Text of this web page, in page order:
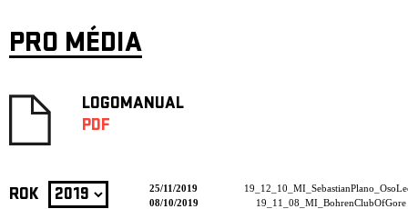
PRO MÉDIA
LOGOMANUAL
PDF
ROK 25/11/2019
08/10/2019
19_11_08_MI_BohrenClubOfGore